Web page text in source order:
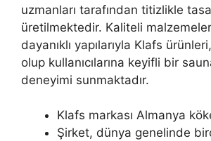
uzmanları tarafından titizlikle
üretilmektedir. Kaliteli
dayanıklı yapılarıyla Klafs
olup kullanıcılarına keyifli bir
deneyimi sunmaktadır.
Klafs markası Almanya
Şirket, dünya genelinde